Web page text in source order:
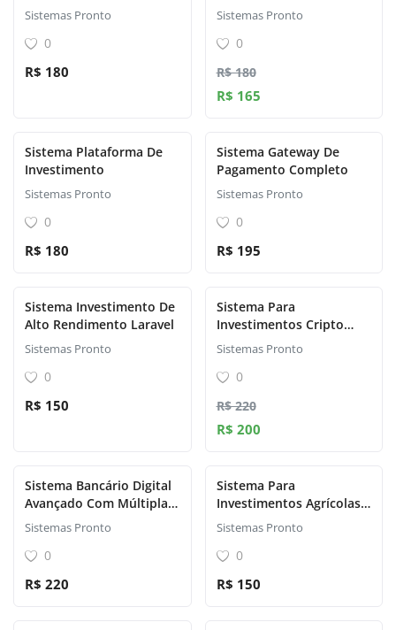
Sistemas Pronto
0
R$ 180
Sistemas Pronto
0
R$ 180
R$ 165
Sistema Plataforma De
Investimento
Sistemas Pronto
0
R$ 180
Sistema Gateway De
Pagamento Completo
Sistemas Pronto
0
R$ 195
Sistema Investimento De
Alto Rendimento Laravel
Sistemas Pronto
0
R$ 150
Sistema Para
Investimentos Cripto
Trading Vários Níveis Php
Sistemas Pronto
0
R$ 220
R$ 200
Sistema Bancário Digital
Avançado Com Múltiplas
Carteiras
Sistemas Pronto
0
R$ 220
Sistema Para
Investimentos Agrícolas
Hyip
Sistemas Pronto
0
R$ 150